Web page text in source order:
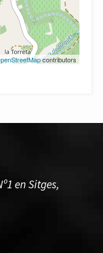
contributors
en Sitges,